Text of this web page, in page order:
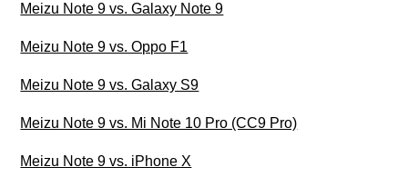
Meizu Note 9 vs. Galaxy Note 9
Meizu Note 9 vs. Oppo F1
Meizu Note 9 vs. Galaxy S9
Meizu Note 9 vs. Mi Note 10 Pro (CC9 Pro)
Meizu Note 9 vs. iPhone X